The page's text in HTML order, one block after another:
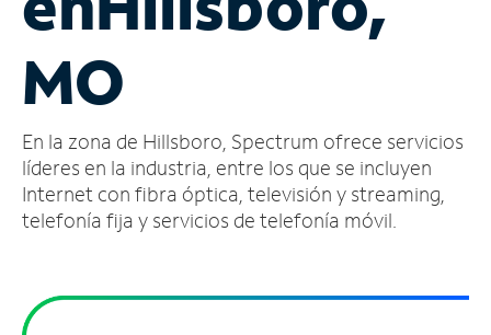
cuenta
Encuentra
tienda
MO
En la zona de Hillsboro, Spectrum ofrece servicios
líderes en la industria, entre los que se incluyen
Internet con fibra óptica, televisión y streaming,
telefonía fija y servicios de telefonía móvil.